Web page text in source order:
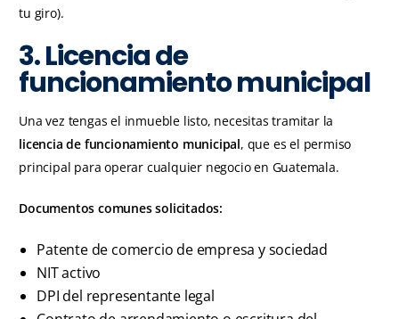
tu giro).
3. Licencia de
funcionamiento municipal
Una vez tengas el inmueble listo, necesitas tramitar la
licencia de funcionamiento municipal, que es el permiso
principal para operar cualquier negocio en Guatemala.
Documentos comunes solicitados:
Patente de comercio de empresa y sociedad
NIT activo
DPI del representante legal